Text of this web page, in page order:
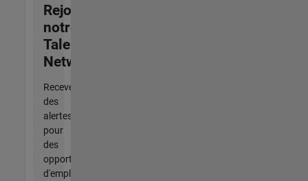
Rejoignez
notre
Talent
Network
Recevez
des
alertes
pour
des
opportunités
d'emploi